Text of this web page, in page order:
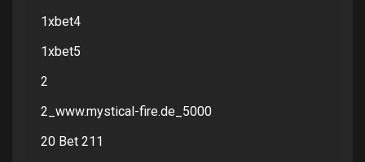
1xbet4
1xbet5
2
2_www.mystical-fire.de_5000
20 Bet 211